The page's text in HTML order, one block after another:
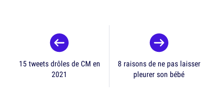
15 tweets drôles de CM en
2021
8 raisons de ne pas laisser
pleurer son bébé